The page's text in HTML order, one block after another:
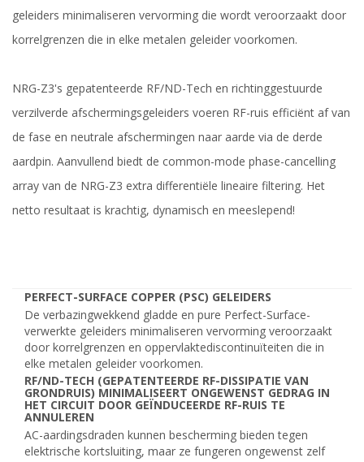
geleiders minimaliseren vervorming die wordt veroorzaakt door
korrelgrenzen die in elke metalen geleider voorkomen.
NRG-Z3's gepatenteerde RF/ND-Tech en richtinggestuurde
verzilverde afschermingsgeleiders voeren RF-ruis efficiënt af van
de fase en neutrale afschermingen naar aarde via de derde
aardpin. Aanvullend biedt de common-mode phase-cancelling
array van de NRG-Z3 extra differentiële lineaire filtering. Het
netto resultaat is krachtig, dynamisch en meeslepend!
PERFECT-SURFACE COPPER (PSC) GELEIDERS
De verbazingwekkend gladde en pure Perfect-Surface-
verwerkte geleiders minimaliseren vervorming veroorzaakt
door korrelgrenzen en oppervlaktediscontinuïteiten die in
elke metalen geleider voorkomen.
RF/ND-TECH (GEPATENTEERDE RF-DISSIPATIE VAN
GRONDRUIS) MINIMALISEERT ONGEWENST GEDRAG IN
HET CIRCUIT DOOR GEÏNDUCEERDE RF-RUIS TE
ANNULEREN
AC-aardingsdraden kunnen bescherming bieden tegen
elektrische kortsluiting, maar ze fungeren ongewenst zelf